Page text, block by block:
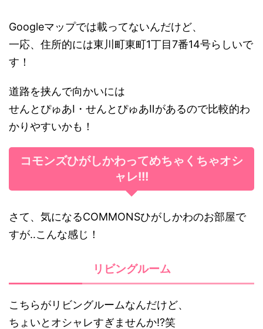
Googleマップでは載ってないんだけど、
一応、住所的には東川町東町1丁目7番14号らしいで
す！
道路を挟んで向かいには
せんとぴゅあⅠ・せんとぴゅあⅡがあるので比較的わ
かりやすいかも！
コモンズひがしかわってめちゃくちゃオシ
ャレ!!!
さて、気になるCOMMONSひがしかわのお部屋で
すが‥こんな感じ！
リビングルーム
こちらがリビングルームなんだけど、
ちょいとオシャレすぎませんか!?笑